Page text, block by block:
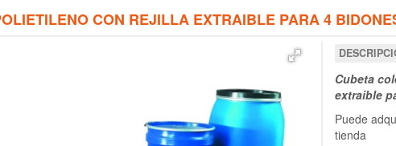
CON REJILLA EXTRAIBLE PARA 4
Cubeta
extraible
Puede
tienda